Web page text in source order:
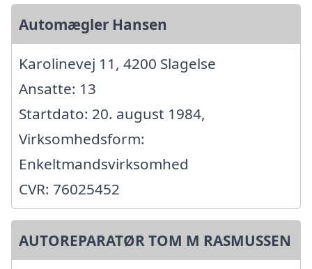
Automægler Hansen
Karolinevej 11, 4200 Slagelse
Ansatte: 13
Startdato: 20. august 1984,
Virksomhedsform:
Enkeltmandsvirksomhed
CVR: 76025452
AUTOREPARATØR TOM M RASMUSSEN